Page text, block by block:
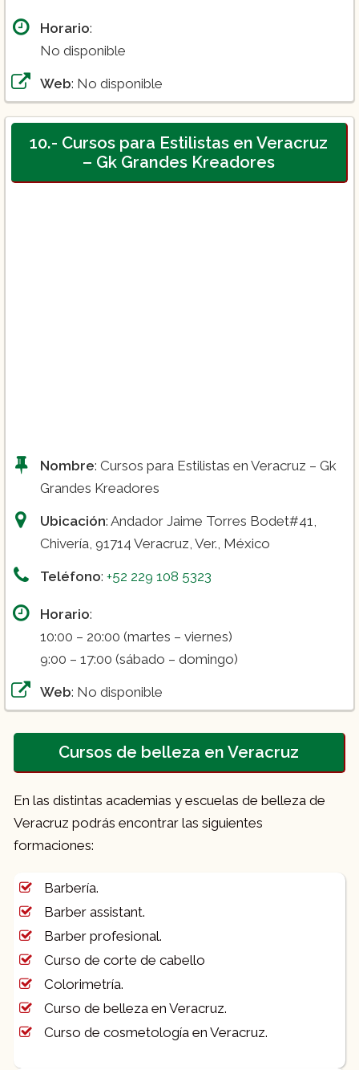
Horario:
No disponible
Web: No disponible
10.- Cursos para Estilistas en Veracruz
– Gk Grandes Kreadores
Nombre: Cursos para Estilistas en Veracruz – Gk
Grandes Kreadores
Ubicación: Andador Jaime Torres Bodet#41,
Chivería, 91714 Veracruz, Ver., México
Teléfono: +52 229 108 5323
Horario:
10:00 – 20:00 (martes – viernes)
9:00 – 17:00 (sábado – domingo)
Web: No disponible
Cursos de belleza en Veracruz
En las distintas academias y escuelas de belleza de
Veracruz podrás encontrar las siguientes
formaciones:
Barbería.
Barber assistant.
Barber profesional.
Curso de corte de cabello
Colorimetría.
Curso de belleza en Veracruz.
Curso de cosmetología en Veracruz.